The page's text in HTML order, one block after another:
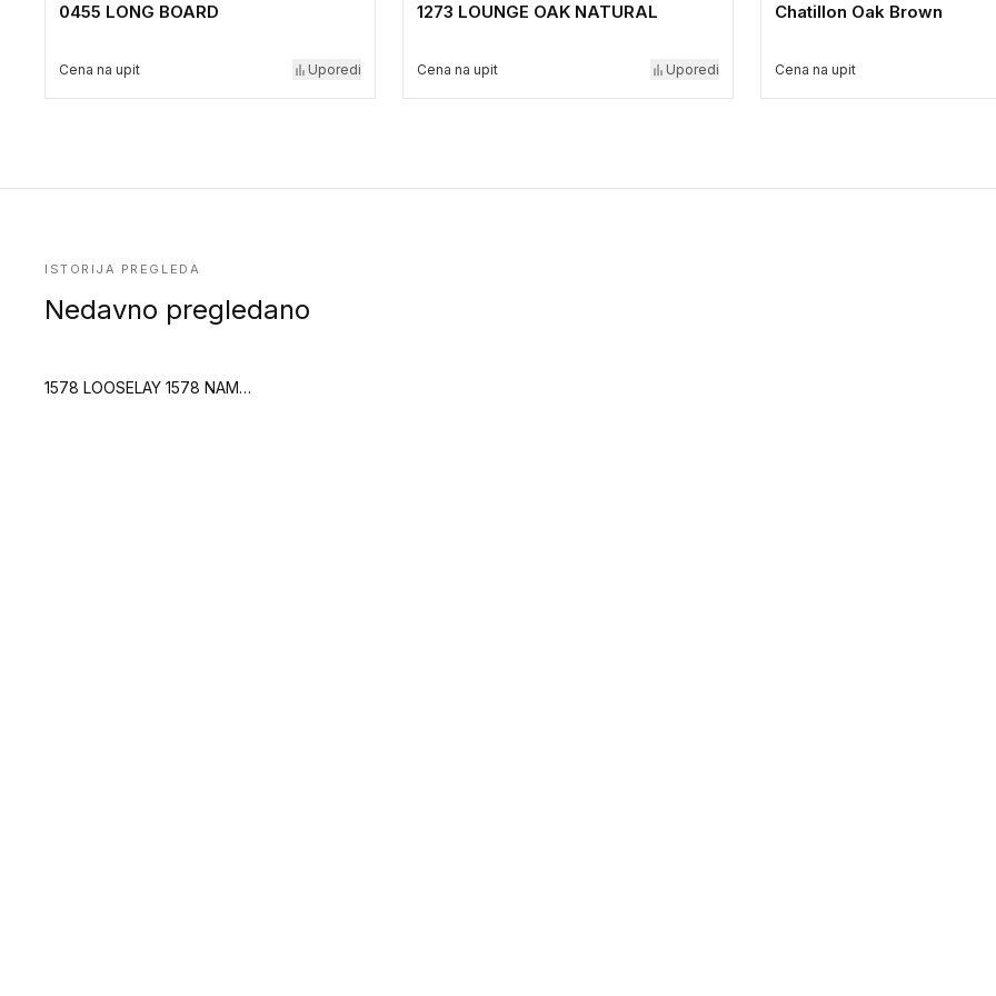
0455 LONG BOARD
Cena na upit Uporedi
1273 LOUNGE OAK NATURAL
Cena na upit Uporedi
Chatillon Oak Brown
Cena na upit
ISTORIJA PREGLEDA
Nedavno pregledano
1578 LOOSELAY 1578 NAMOU LIGHT HONEY (Creation 70 Looselay)